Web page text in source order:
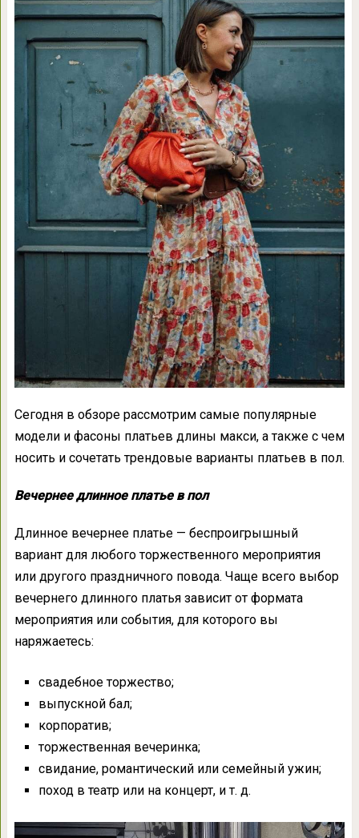
Сегодня в обзоре рассмотрим самые популярные
модели и фасоны платьев длины макси, а также с чем
носить и сочетать трендовые варианты платьев в пол.
Вечернее длинное платье в пол
Длинное вечернее платье — беспроигрышный
вариант для любого торжественного мероприятия
или другого праздничного повода. Чаще всего выбор
вечернего длинного платья зависит от формата
мероприятия или события, для которого вы
наряжаетесь:
свадебное торжество;
выпускной бал;
корпоратив;
торжественная вечеринка;
свидание, романтический или семейный ужин;
поход в театр или на концерт, и т. д.